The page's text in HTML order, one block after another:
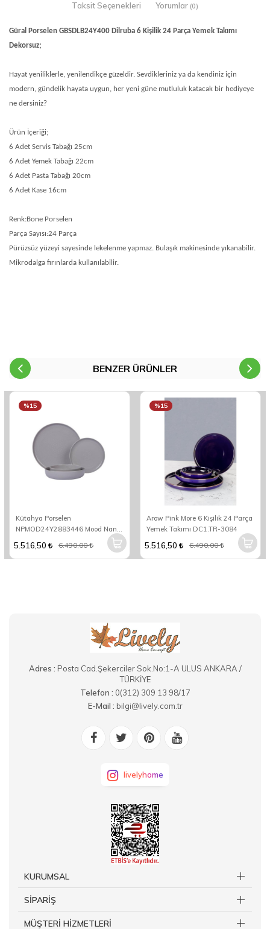
Taksit Seçenekleri Yorumlar (0)
Güral Porselen GBSDLB24Y400 Dilruba 6 Kişilik 24 Parça Yemek Takımı
Dekorsuz;
Hayat yeniliklerle, yenilendikçe güzeldir. Sevdikleriniz ya da kendiniz için
modern, gündelik hayata uygun, her yeni güne mutluluk katacak bir hediyeye
ne dersiniz?
Ürün İçeriği;
6 Adet Servis Tabağı 25cm
6 Adet Yemek Tabağı 22cm
6 Adet Pasta Tabağı 20cm
6 Adet Kase 16cm
Renk:Bone Porselen
Parça Sayısı:24 Parça
Pürüzsüz yüzeyi sayesinde lekelenme yapmaz. Bulaşık makinesinde yıkanabilir.
Mikrodalga fırınlarda kullanılabilir.
BENZER ÜRÜNLER
Kütahya Porselen
NPMOD24Y2883446 Mood Nano
6 Kişilik 24 Parça Yuvarlak Yemek
Takımı
%15
5.516,50 6.490,00
Arow Pink More 6 Kişilik 24 Parça
Yemek Takımı DC1.TR-3084
%15
5.516,50 6.490,00
Adres : Posta Cad.Şekerciler Sok.No:1-A ULUS ANKARA /
TÜRKİYE
Telefon : 0(312) 309 13 98/17
E-Mail : bilgi@lively.com.tr
livelyhome
KURUMSAL
SİPARİŞ
MÜŞTERİ HİZMETLERİ